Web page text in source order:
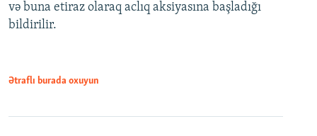
1080p
və buna etiraz olaraq aclıq aksiyasına başladığı
bildirilir.
Ətraflı burada oxuyun